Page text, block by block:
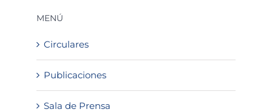
MENÚ
Circulares
Publicaciones
Sala de Prensa